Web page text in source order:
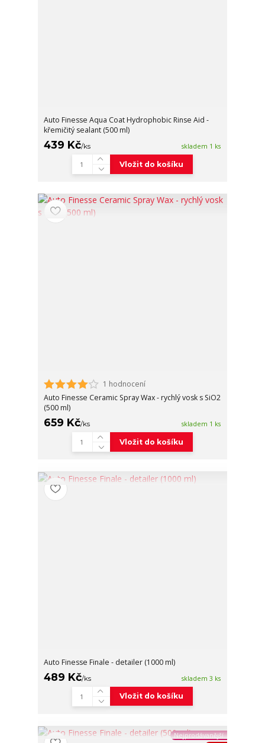
Auto Finesse Aqua Coat Hydrophobic Rinse Aid -
křemičitý sealant (500 ml)
439 Kč/ks skladem 1 ks
Vložit do košíku
1 hodnocení
Auto Finesse Ceramic Spray Wax - rychlý vosk s SiO2
(500 ml)
659 Kč/ks skladem 1 ks
Vložit do košíku
Auto Finesse Finale - detailer (1000 ml)
489 Kč/ks skladem 3 ks
Vložit do košíku
Nejprodávanější